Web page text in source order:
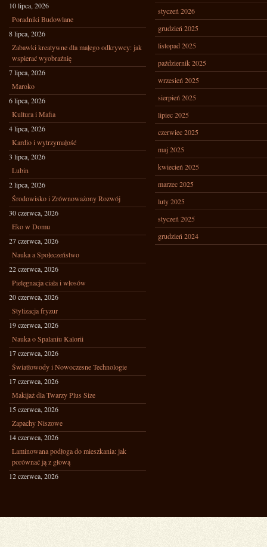
10 lipca, 2026
Poradniki Budowlane
8 lipca, 2026
Zabawki kreatywne dla małego odkrywcy: jak
wspierać wyobraźnię
7 lipca, 2026
Maroko
6 lipca, 2026
Kultura i Mafia
4 lipca, 2026
Kardio i wytrzymałość
3 lipca, 2026
Lubin
2 lipca, 2026
Środowisko i Zrównoważony Rozwój
30 czerwca, 2026
Eko w Domu
27 czerwca, 2026
Nauka a Społeczeństwo
22 czerwca, 2026
Pielęgnacja ciała i włosów
20 czerwca, 2026
Stylizacja fryzur
19 czerwca, 2026
Nauka o Spalaniu Kalorii
17 czerwca, 2026
Światłowody i Nowoczesne Technologie
17 czerwca, 2026
Makijaż dla Twarzy Plus Size
15 czerwca, 2026
Zapachy Niszowe
14 czerwca, 2026
Laminowana podłoga do mieszkania: jak
porównać ją z głową
12 czerwca, 2026
styczeń 2026
grudzień 2025
listopad 2025
październik 2025
wrzesień 2025
sierpień 2025
lipiec 2025
czerwiec 2025
maj 2025
kwiecień 2025
marzec 2025
luty 2025
styczeń 2025
grudzień 2024